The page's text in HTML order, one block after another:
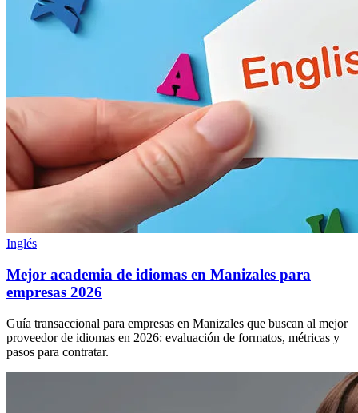
Inglés
Mejor academia de idiomas en Manizales para
empresas 2026
Guía transaccional para empresas en Manizales que buscan al mejor
proveedor de idiomas en 2026: evaluación de formatos, métricas y
pasos para contratar.